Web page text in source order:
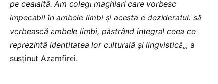
pe cealaltă. Am colegi maghiari care vorbesc
impecabil în ambele limbi și acesta e dezideratul: să
vorbească ambele limbi, păstrând integral ceea ce
reprezintă identitatea lor culturală și lingvistică„, a
susținut Azamfirei.